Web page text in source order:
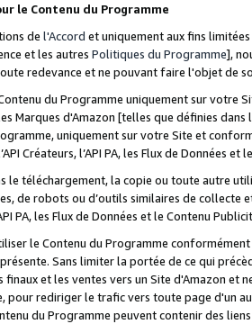
le Contenu du Programme
de l'Accord et uniquement aux fins
et les autres Politiques du Programme],
redevance et ne pouvant faire l'objet de
du Programme uniquement sur votre
Marques d'Amazon [telles que définies dans
uniquement sur votre Site et
Créateurs, l’API PA, les Flux de Données
le téléchargement, la copie ou toute autre
de robots ou d’outils similaires de
PA, les Flux de Données et le Contenu
le Contenu du Programme
Sans limiter la portée de ce qui
et les ventes vers un Site d'Amazon et
pour rediriger le trafic vers toute page d'un
du Programme peuvent contenir des